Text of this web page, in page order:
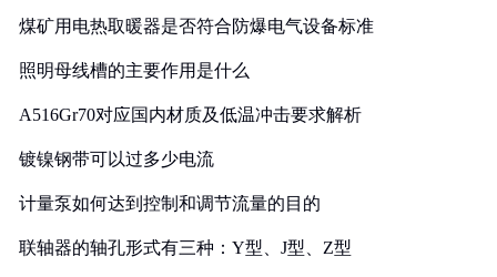
煤矿用电热取暖器是否符合防爆电气设备标准
照明母线槽的主要作用是什么
A516Gr70对应国内材质及低温冲击要求解析
镀镍钢带可以过多少电流
计量泵如何达到控制和调节流量的目的
联轴器的轴孔形式有三种：Y型、J型、Z型